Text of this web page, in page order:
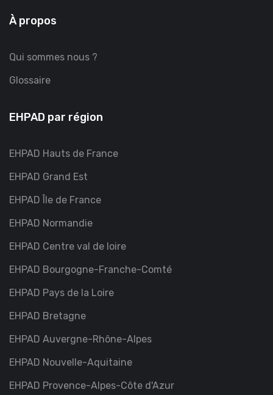
À propos
Qui sommes nous ?
Glossaire
EHPAD par région
EHPAD Hauts de France
EHPAD Grand Est
EHPAD Île de France
EHPAD Normandie
EHPAD Centre val de loire
EHPAD Bourgogne-Franche-Comté
EHPAD Pays de la Loire
EHPAD Bretagne
EHPAD Auvergne-Rhône-Alpes
EHPAD Nouvelle-Aquitaine
EHPAD Provence-Alpes-Côte d'Azur